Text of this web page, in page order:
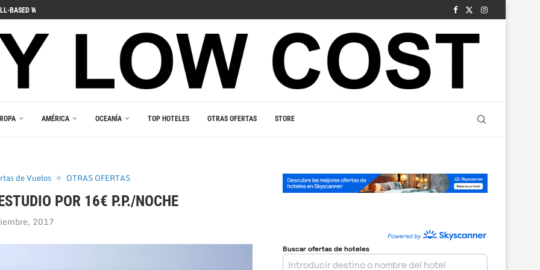
ПОГРУЖЕНИЯ В ИГРОВОЙ...
AMÉRICA OCEANÍA TOP HOTELES OTRAS OFERTAS STORE
de Vuelos OTRAS OFERTAS
POR 16€ P.P./NOCHE
2017